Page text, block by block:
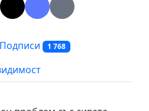
Подписи 1 768